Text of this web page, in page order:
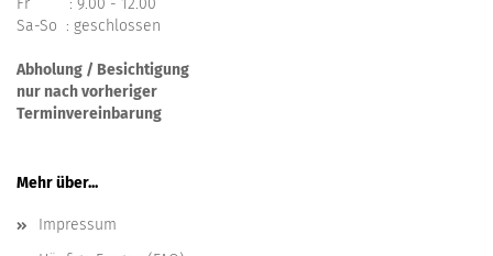
Fr : 9.00 - 12.00
Sa-So : geschlossen
Abholung / Besichtigung
nur nach vorheriger
Terminvereinbarung
Mehr über...
Impressum